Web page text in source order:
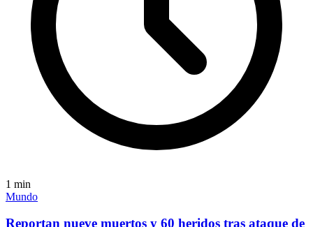
1 min
Mundo
Reportan nueve muertos y 60 heridos tras ataque de